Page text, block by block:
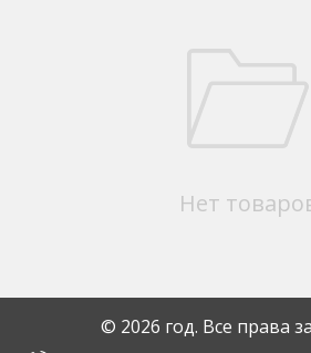
Нет
© 2026 год. Все права